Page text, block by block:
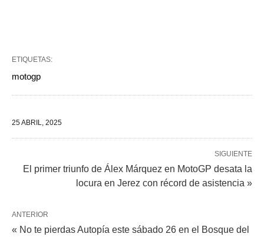
ETIQUETAS:
motogp
25 ABRIL, 2025
SIGUIENTE
El primer triunfo de Álex Márquez en MotoGP desata la
locura en Jerez con récord de asistencia »
ANTERIOR
« No te pierdas Autopía este sábado 26 en el Bosque del